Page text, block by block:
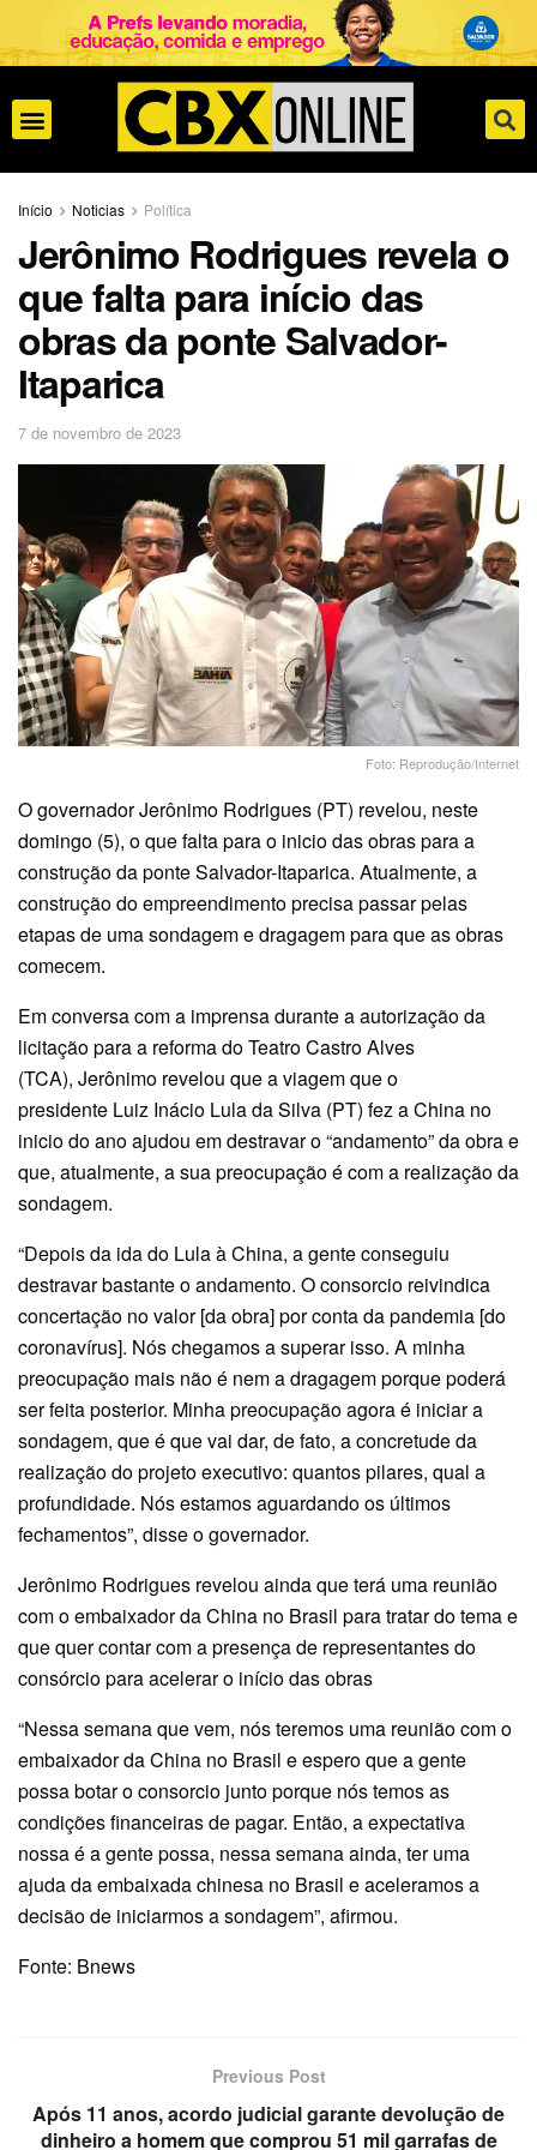
Início Noticias Política
Jerônimo Rodrigues revela o
que falta para início das
obras da ponte Salvador-
Itaparica
7 de novembro de 2023
Foto: Reprodução/Internet
O governador Jerônimo Rodrigues (PT) revelou, neste
domingo (5), o que falta para o inicio das obras para a
construção da ponte Salvador-Itaparica. Atualmente, a
construção do empreendimento precisa passar pelas
etapas de uma sondagem e dragagem para que as obras
comecem.
Em conversa com a imprensa durante a autorização da
licitação para a reforma do Teatro Castro Alves
(TCA), Jerônimo revelou que a viagem que o
presidente Luiz Inácio Lula da Silva (PT) fez a China no
inicio do ano ajudou em destravar o “andamento” da obra e
que, atualmente, a sua preocupação é com a realização da
sondagem.
“Depois da ida do Lula à China, a gente conseguiu
destravar bastante o andamento. O consorcio reivindica
concertação no valor [da obra] por conta da pandemia [do
coronavírus]. Nós chegamos a superar isso. A minha
preocupação mais não é nem a dragagem porque poderá
ser feita posterior. Minha preocupação agora é iniciar a
sondagem, que é que vai dar, de fato, a concretude da
realização do projeto executivo: quantos pilares, qual a
profundidade. Nós estamos aguardando os últimos
fechamentos”, disse o governador.
Jerônimo Rodrigues revelou ainda que terá uma reunião
com o embaixador da China no Brasil para tratar do tema e
que quer contar com a presença de representantes do
consórcio para acelerar o início das obras
“Nessa semana que vem, nós teremos uma reunião com o
embaixador da China no Brasil e espero que a gente
possa botar o consorcio junto porque nós temos as
condições financeiras de pagar. Então, a expectativa
nossa é a gente possa, nessa semana ainda, ter uma
ajuda da embaixada chinesa no Brasil e aceleramos a
decisão de iniciarmos a sondagem”, afirmou.
Fonte: Bnews
Previous Post
Após 11 anos, acordo judicial garante devolução de
dinheiro a homem que comprou 51 mil garrafas de